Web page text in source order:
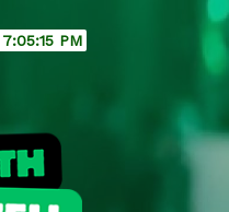
7:05:16 PM